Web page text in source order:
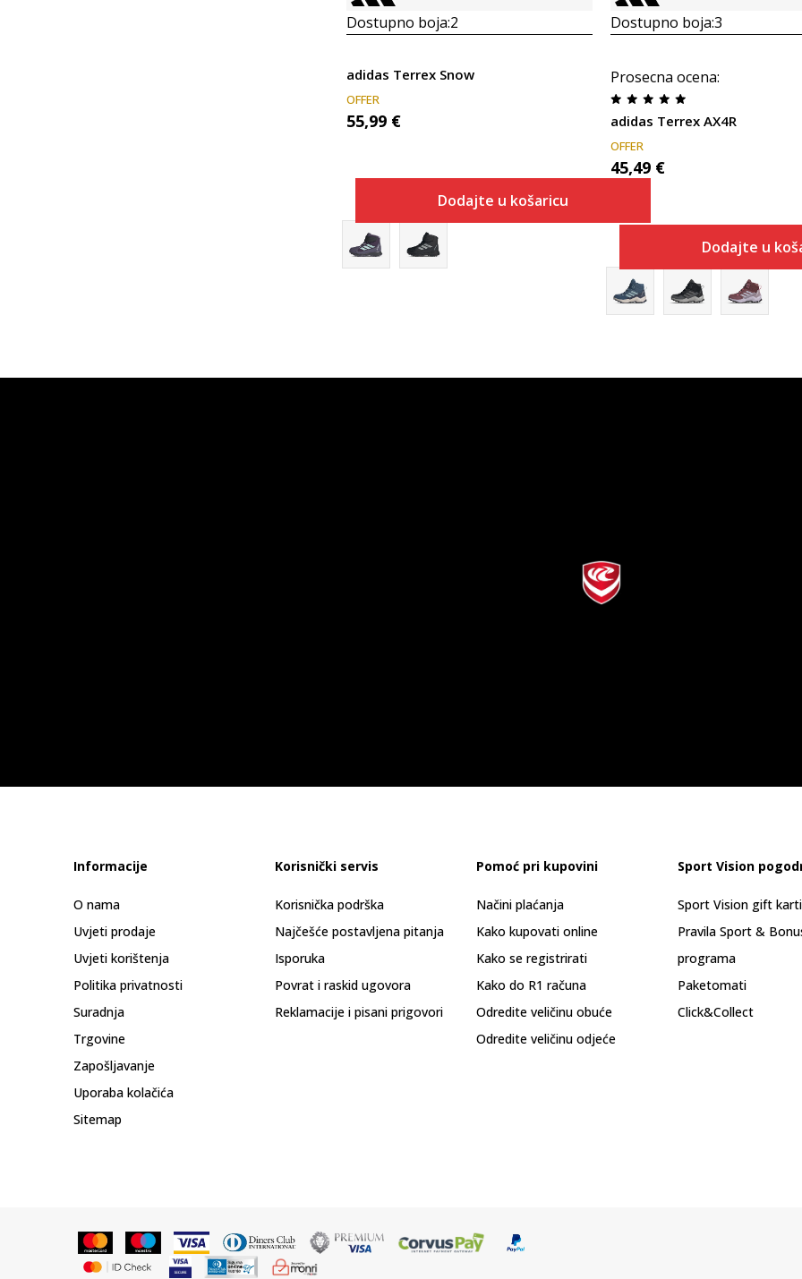
Dostupno boja:2
adidas Terrex Snow
OFFER
55,99 €
Dodajte u košaricu
Dostupno boja:3
Prosecna ocena:
adidas Terrex AX4R
OFFER
45,49 €
Dodajte u
Informacije
O nama
Uvjeti prodaje
Uvjeti korištenja
Politika privatnosti
Suradnja
Trgovine
Zapošljavanje
Uporaba kolačića
Sitemap
Korisnički servis
Korisnička podrška
Najčešće postavljena pitanja
Isporuka
Povrat i raskid ugovora
Reklamacije i pisani prigovori
Pomoć pri kupovini
Načini plaćanja
Kako kupovati online
Kako se registrirati
Kako do R1 računa
Odredite veličinu obuće
Odredite veličinu odjeće
Sport Vision
Sport Vision gift
Pravila Sport &
programa
Paketomati
Click&Collect